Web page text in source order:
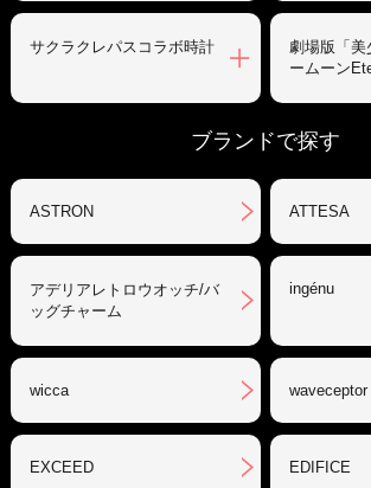
サクラクレパスコラボ時計
劇場版「美
ームーン
ブランドで探す
ASTRON ATTESA
アデリアレトロウオッチ/バ
ッグチャーム
ingénu
wicca waveceptor
EXCEED EDIFICE